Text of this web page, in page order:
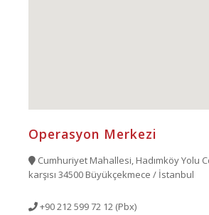
Operasyon Merkezi
Cumhuriyet Mahallesi, Hadımköy Yolu
karşısı 34500 Büyükçekmece / İstanbul
+90 212 599 72 12 (Pbx)